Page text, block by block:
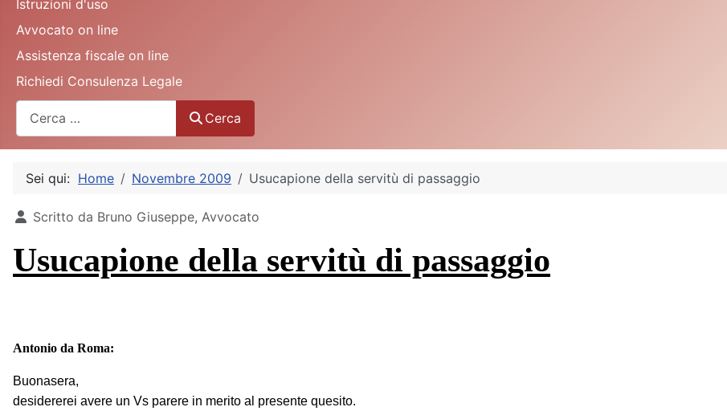
Istruzioni d'uso
Avvocato on line
Assistenza fiscale on line
Richiedi Consulenza Legale
Cerca
Sei qui: Home Novembre 2009 Usucapione della servitù di passaggio
Dettagli
Scritto da Bruno Giuseppe, Avvocato
Usucapione della servitù di passaggio
Antonio da Roma:
Buonasera,
desidererei avere un Vs parere in merito al presente quesito.